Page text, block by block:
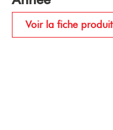
Voir la fiche produit